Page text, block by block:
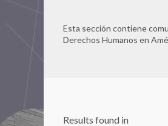
Esta sección contiene
Derechos Humanos en
Results found in